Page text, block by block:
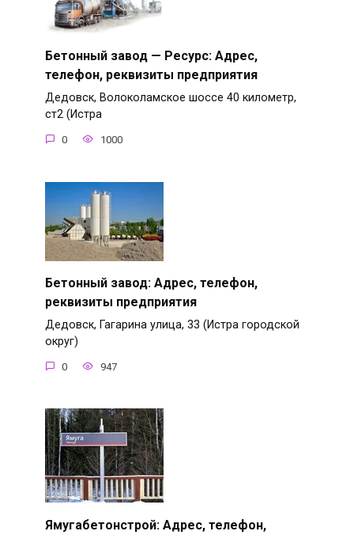
Бетонный завод — Ресурс: Адрес,
телефон, реквизиты предприятия
Дедовск, Волоколамское шоссе 40 километр,
ст2 (Истра
0 1000
Бетонный завод: Адрес, телефон,
реквизиты предприятия
Дедовск, Гагарина улица, 33 (Истра городской
округ)
0 947
Ямугабетонстрой: Адрес, телефон,